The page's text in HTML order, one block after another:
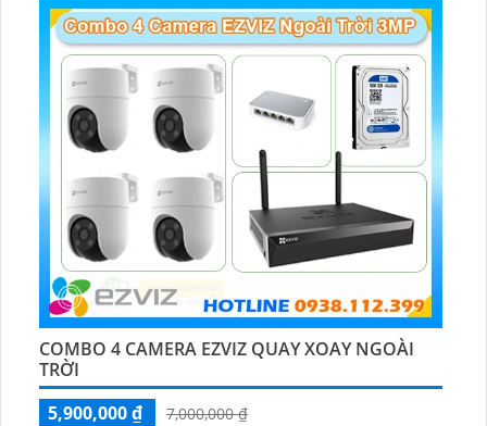
COMBO 4 CAMERA EZVIZ QUAY XOAY NGOÀI
TRỜI
5,900,000 ₫
7,000,000 ₫